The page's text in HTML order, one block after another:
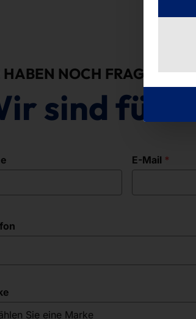
HABEN NOCH FRAGEN?
sind für
E-Mail
Sie eine Marke